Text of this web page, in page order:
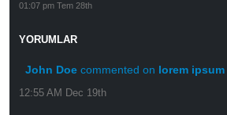
01:07 pm Tem 28th
YORUMLAR
John Doe commented on lorem
12:55 AM Dec 19th